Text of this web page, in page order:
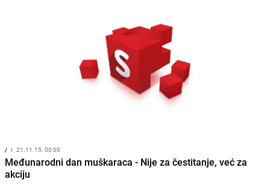
/ I 21.11.15. 00:00
Međunarodni dan muškaraca - Nije za čestitanje, već za
akciju